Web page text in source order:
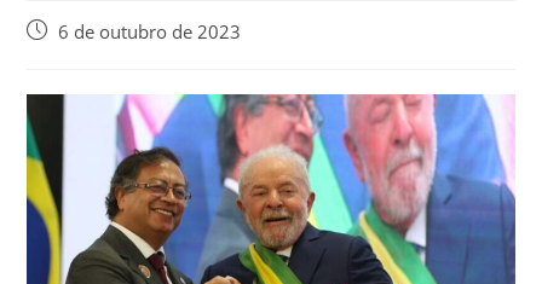
6 de outubro de 2023